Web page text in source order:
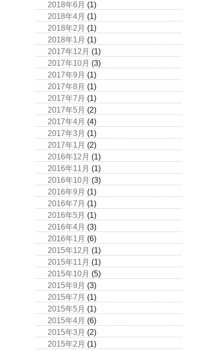
2018年6月 (1)
2018年4月 (1)
2018年2月 (1)
2018年1月 (1)
2017年12月 (1)
2017年10月 (3)
2017年9月 (1)
2017年8月 (1)
2017年7月 (1)
2017年5月 (2)
2017年4月 (4)
2017年3月 (1)
2017年1月 (2)
2016年12月 (1)
2016年11月 (1)
2016年10月 (3)
2016年9月 (1)
2016年7月 (1)
2016年5月 (1)
2016年4月 (3)
2016年1月 (6)
2015年12月 (1)
2015年11月 (1)
2015年10月 (5)
2015年9月 (3)
2015年7月 (1)
2015年5月 (1)
2015年4月 (6)
2015年3月 (2)
2015年2月 (1)